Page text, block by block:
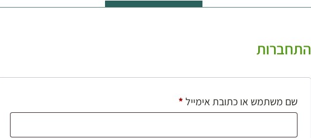
לתאם ביקור
התחברות
שם משתמש או כתובת אימייל*חובה